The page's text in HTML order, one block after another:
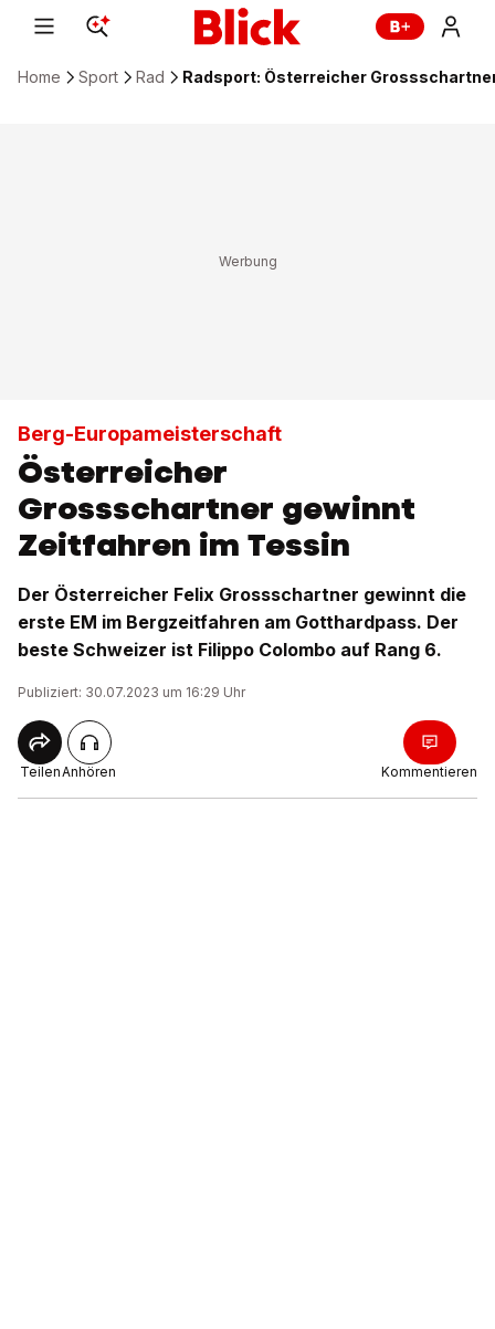
Home Sport Rad Radsport: Österreicher
Berg-Europameisterschaft
Österreicher
Grossschartner gewinnt
Zeitfahren im Tessin
Der Österreicher Felix Grossschartner gewinnt die
erste EM im Bergzeitfahren am Gotthardpass. Der
beste Schweizer ist Filippo Colombo auf Rang 6.
Publiziert: 30.07.2023 um 16:29 Uhr
TeilenAnhören Kommentieren